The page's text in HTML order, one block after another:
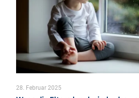
28. Februar 2025